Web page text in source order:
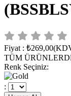
Fiyat : ₺269,00
TÜM
Renk Seçiniz:
: